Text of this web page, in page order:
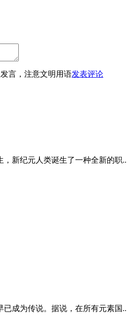
言，注意文明用语发表评论
，新纪元人类诞生了一种全新的职
已成为传说。据说，在所有元素国